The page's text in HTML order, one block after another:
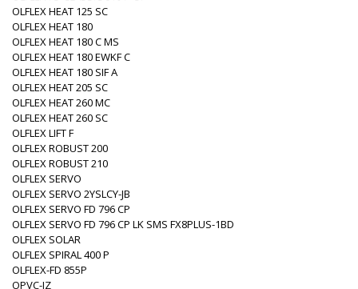
OLFLEX HEAT 125 SC
OLFLEX HEAT 180
OLFLEX HEAT 180 C MS
OLFLEX HEAT 180 EWKF C
OLFLEX HEAT 180 SIF A
OLFLEX HEAT 205 SC
OLFLEX HEAT 260 MC
OLFLEX HEAT 260 SC
OLFLEX LIFT F
OLFLEX ROBUST 200
OLFLEX ROBUST 210
OLFLEX SERVO
OLFLEX SERVO 2YSLCY-JB
OLFLEX SERVO FD 796 CP
OLFLEX SERVO FD 796 CP LK SMS FX8PLUS-1BD
OLFLEX SOLAR
OLFLEX SPIRAL 400 P
OLFLEX-FD 855P
OPVC-JZ